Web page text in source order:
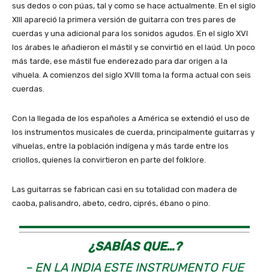
sus dedos o con púas, tal y como se hace actualmente. En el siglo
XIII apareció la primera versión de guitarra con tres pares de
cuerdas y una adicional para los sonidos agudos. En el siglo XVI
los árabes le añadieron el mástil y se convirtió en el laúd. Un poco
más tarde, ese mástil fue enderezado para dar origen a la
vihuela. A comienzos del siglo XVIII toma la forma actual con seis
cuerdas.
Con la llegada de los españoles a América se extendió el uso de
los instrumentos musicales de cuerda, principalmente guitarras y
vihuelas, entre la población indígena y más tarde entre los
criollos, quienes la convirtieron en parte del folklore.
Las guitarras se fabrican casi en su totalidad con madera de
caoba, palisandro, abeto, cedro, ciprés, ébano o pino.
¿SABÍAS QUE…?
– EN LA INDIA ESTE INSTRUMENTO FUE